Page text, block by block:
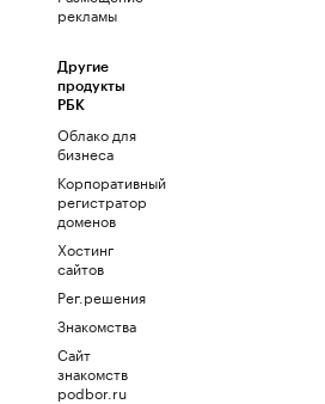
рекламы
Другие
продукты
РБК
Облако для
бизнеса
Корпоративный
регистратор
доменов
Хостинг
сайтов
Рег.решения
Знакомства
Сайт
знакомств
podbor.ru